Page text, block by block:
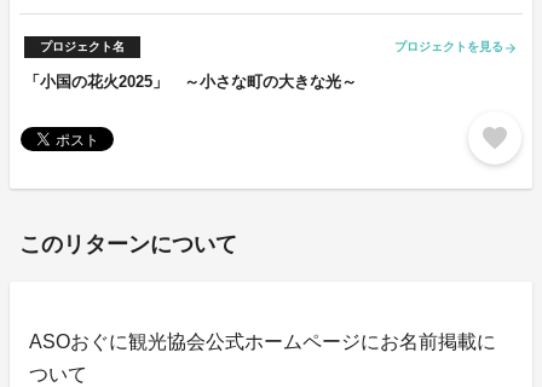
プロジェクト名 プロジェクトを見る arrow_forward
「小国の花火2025」 ～小さな町の大きな光～
favorite
このリターンについて
ASOおぐに観光協会公式ホームページにお名前掲載に
ついて